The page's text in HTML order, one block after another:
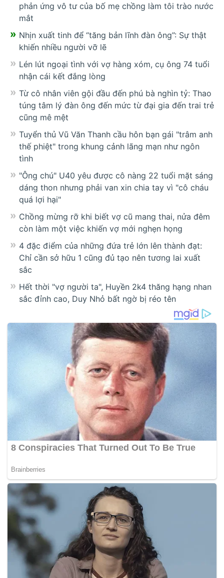
phản ứng vô tư của bố mẹ chồng làm tôi trào nước
mắt
Nhịn xuất tinh để “tăng bản lĩnh đàn ông”: Sự thật
khiến nhiều người vỡ lẽ
Lén lút ngoại tình với vợ hàng xóm, cụ ông 74 tuổi
nhận cái kết đắng lòng
Từ cô nhân viên gội đầu đến phú bà nghìn tỷ: Thao
túng tâm lý đàn ông đến mức từ đại gia đến trai trẻ
cũng mê mệt
Tuyển thủ Vũ Văn Thanh cầu hôn bạn gái "trâm anh
thế phiệt" trong khung cảnh lãng mạn như ngôn
tình
"Ông chú" U40 yêu được cô nàng 22 tuổi mặt sáng
dáng thon nhưng phải van xin chia tay vì "cô cháu
quá lợi hại"
Chồng mừng rỡ khi biết vợ cũ mang thai, nửa đêm
còn làm một việc khiến vợ mới nghẹn họng
4 đặc điểm của những đứa trẻ lớn lên thành đạt:
Chỉ cần sở hữu 1 cũng đủ tạo nên tương lai xuất
sắc
Hết thời "vợ người ta", Huyền 2k4 thăng hạng nhan
sắc đỉnh cao, Duy Nhỏ bất ngờ bị réo tên